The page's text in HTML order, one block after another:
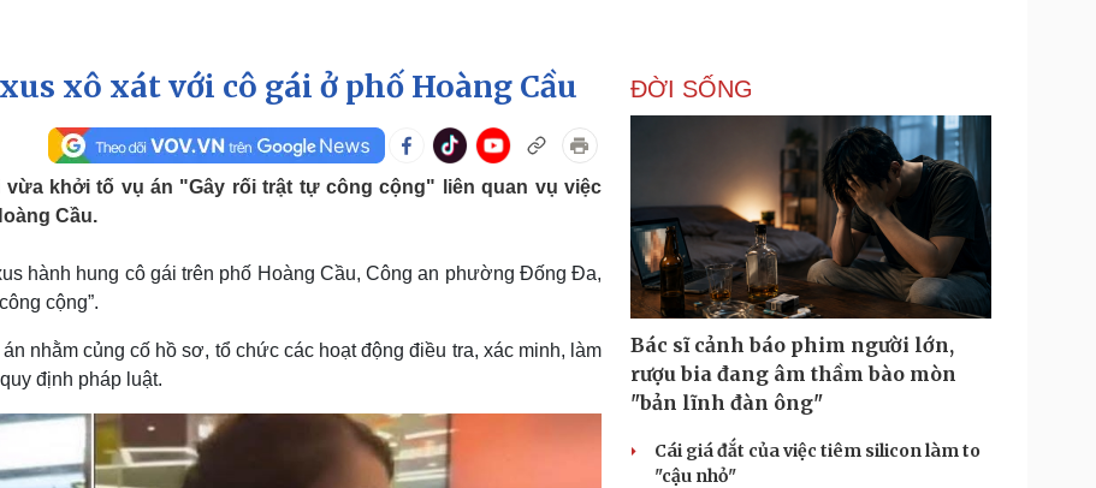
E-Magazine
Infographic
Giá cà phê
Thể thao
Bóng đá
Thế giới thể thao
eSports
Hậu trường
Ô tô - Xe máy
Tư vấn
Doanh nghiệp
Thông tin doanh nghiệp
Doanh nghiệp 24h
Doanh nhân
Vì cộng đồng
Công nghệ
Sành điệu
Tin Công nghệ
Trải nghiệm
Chuyển đổi số
Văn hóa
Sân khấu - Điện ảnh
Văn học
Di sản
Giải trí
Thời trang
Sao Việt
Du lịch
Săn Tour
Podcast
Đọc truyện đêm khuya
Cửa sổ tình yêu
Kể chuyện cho bé
xô xát với cô gái ở phố Hoàng Cầu
khởi tố vụ án "Gây rối trật tự công cộng" liên quan vụ việc
Cầu.
hành hung cô gái trên phố Hoàng Cầu, Công an phường Đống Đa,
cộng”.
nhằm củng cố hồ sơ, tổ chức các hoạt động điều tra, xác minh, làm
định pháp luật.
ĐỜI SỐNG
Bác sĩ cảnh báo phim người lớn,
rượu bia đang âm thầm bào mòn
"bản lĩnh đàn ông"
Cái giá đắt của việc tiêm silicon làm to
"cậu nhỏ"